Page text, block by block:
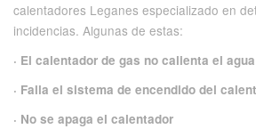
calentadores Leganes especializado en
incidencias. Algunas de estas:
· El calentador de gas no calienta el agua
· Falla el sistema de encendido del
· No se apaga el calentador